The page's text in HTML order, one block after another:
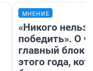
МНЕНИЕ
«Никого нельзя
победить». О
главный
этого года,